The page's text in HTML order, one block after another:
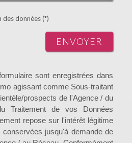
données (*)
ENVOYER
sont enregistrées dans
agissant comme Sous-traitant
prospects de l'Agence / du
Traitement de vos Données
repose sur l'intérêt légitime
jusqu'à demande de